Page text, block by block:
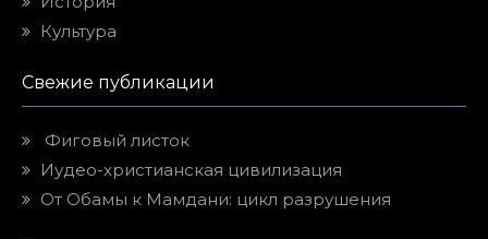
Культура
Свежие публикации
Фиговый листок
Иудео-христианская цивилизация
От Обамы к Мамдани: цикл разрушения